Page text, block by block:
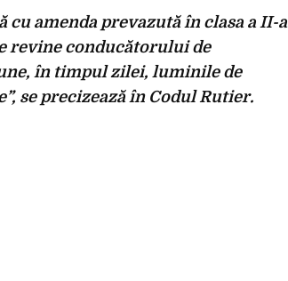
amenda prevazută în clasa a II-a
revine conducătorului de
în timpul zilei, luminile de
se precizează în Codul Rutier.